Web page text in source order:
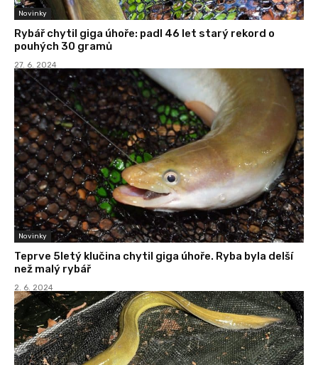
Novinky
Rybář chytil giga úhoře: padl 46 let starý rekord o
pouhých 30 gramů
27. 6. 2024
Novinky
Teprve 5letý klučina chytil giga úhoře. Ryba byla delší
než malý rybář
2. 6. 2024